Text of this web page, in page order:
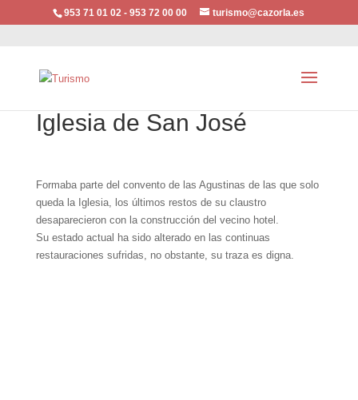
953 71 01 02 - 953 72 00 00 turismo@cazorla.es
Iglesia de San José
Formaba parte del convento de las Agustinas de las que solo
queda la Iglesia, los últimos restos de su claustro
desaparecieron con la construcción del vecino hotel.
Su estado actual ha sido alterado en las continuas
restauraciones sufridas, no obstante, su traza es digna.